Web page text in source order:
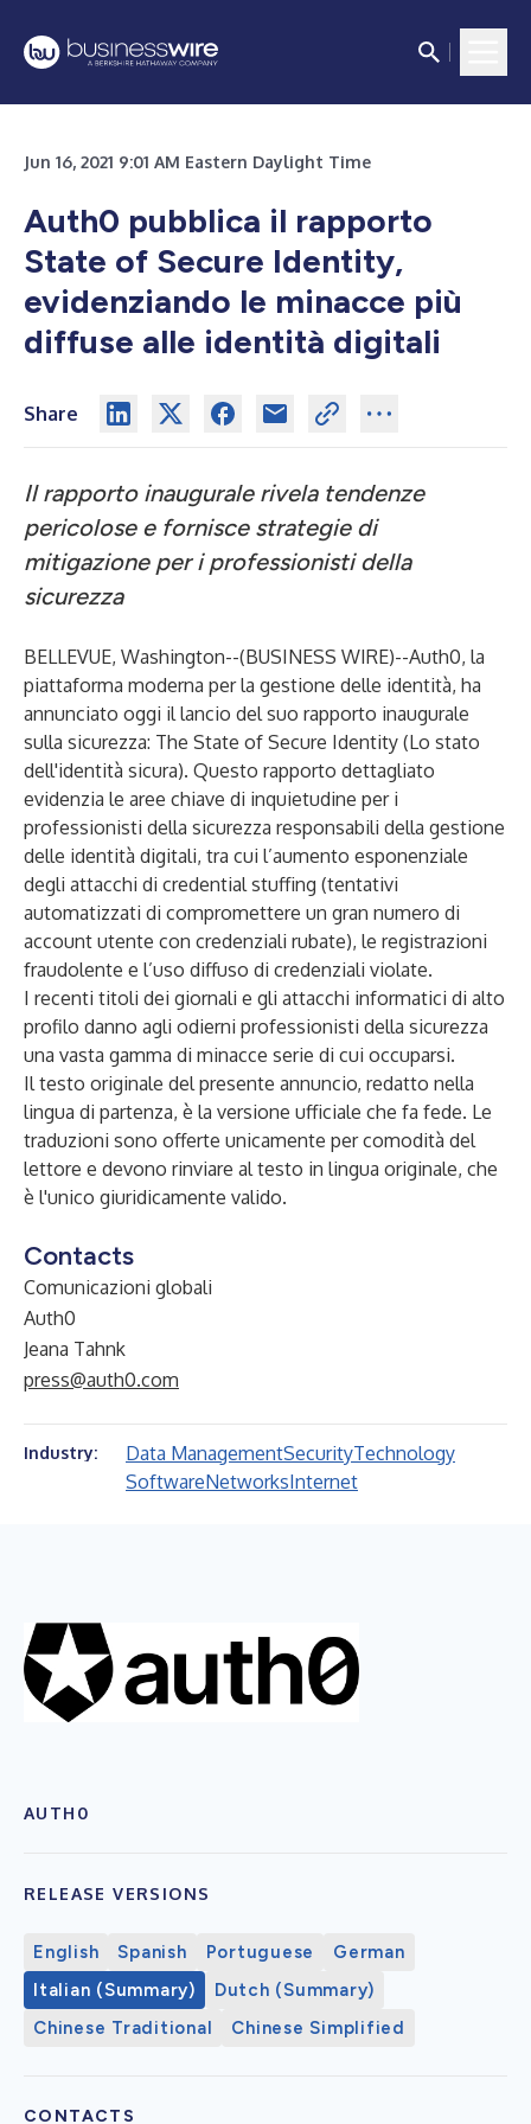
Jun 16, 2021 9:01 AM Eastern Daylight Time
Auth0 pubblica il rapporto
State of Secure Identity,
evidenziando le minacce più
diffuse alle identità digitali
Share
Il rapporto inaugurale rivela tendenze
pericolose e fornisce strategie di
mitigazione per i professionisti della
sicurezza
BELLEVUE, Washington--(BUSINESS WIRE)--Auth0, la
piattaforma moderna per la gestione delle identità, ha
annunciato oggi il lancio del suo rapporto inaugurale
sulla sicurezza: The State of Secure Identity (Lo stato
dell'identità sicura). Questo rapporto dettagliato
evidenzia le aree chiave di inquietudine per i
professionisti della sicurezza responsabili della gestione
delle identità digitali, tra cui l’aumento esponenziale
degli attacchi di credential stuffing (tentativi
automatizzati di compromettere un gran numero di
account utente con credenziali rubate), le registrazioni
fraudolente e l’uso diffuso di credenziali violate.
I recenti titoli dei giornali e gli attacchi informatici di alto
profilo danno agli odierni professionisti della sicurezza
una vasta gamma di minacce serie di cui occuparsi.
Il testo originale del presente annuncio, redatto nella
lingua di partenza, è la versione ufficiale che fa fede. Le
traduzioni sono offerte unicamente per comodità del
lettore e devono rinviare al testo in lingua originale, che
è l'unico giuridicamente valido.
Contacts
Comunicazioni globali
Auth0
Jeana Tahnk
press@auth0.com
Industry: Data ManagementSecurityTechnology
SoftwareNetworksInternet
AUTH0
RELEASE VERSIONS
English Spanish Portuguese
German
Italian (Summary)
Dutch (Summary)
Chinese Traditional
Chinese Simplified
CONTACTS